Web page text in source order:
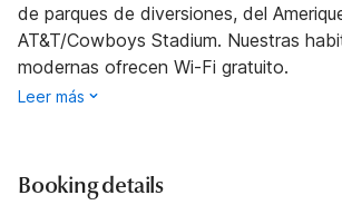
de parques de diversiones, del
AT&T/Cowboys Stadium. Nuestras
modernas ofrecen Wi-Fi gratuito.
Leer más
Booking details